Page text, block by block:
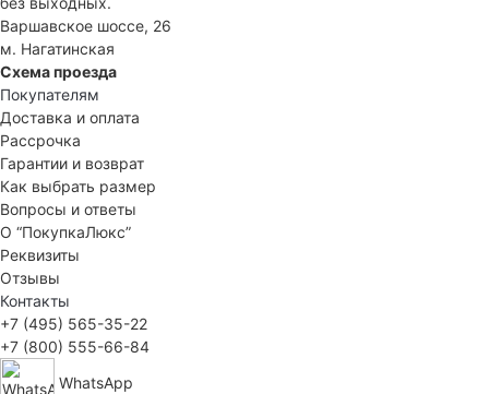
Варшавское шоссе, 26
м. Нагатинская
Схема проезда
Покупателям
Доставка и оплата
Рассрочка
Гарантии и возврат
Как выбрать размер
Вопросы и ответы
О “ПокупкаЛюкс”
Реквизиты
Отзывы
Контакты
+7 (495) 565-35-22
+7 (800) 555-66-84
WhatsApp